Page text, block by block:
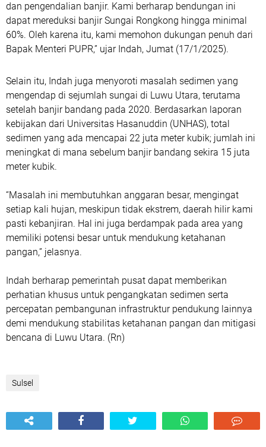
dan pengendalian banjir. Kami berharap bendungan ini
dapat mereduksi banjir Sungai Rongkong hingga minimal
60%. Oleh karena itu, kami memohon dukungan penuh dari
Bapak Menteri PUPR,” ujar Indah, Jumat (17/1/2025).
Selain itu, Indah juga menyoroti masalah sedimen yang
mengendap di sejumlah sungai di Luwu Utara, terutama
setelah banjir bandang pada 2020. Berdasarkan laporan
kebijakan dari Universitas Hasanuddin (UNHAS), total
sedimen yang ada mencapai 22 juta meter kubik; jumlah ini
meningkat di mana sebelum banjir bandang sekira 15 juta
meter kubik.
“Masalah ini membutuhkan anggaran besar, mengingat
setiap kali hujan, meskipun tidak ekstrem, daerah hilir kami
pasti kebanjiran. Hal ini juga berdampak pada area yang
memiliki potensi besar untuk mendukung ketahanan
pangan,” jelasnya.
Indah berharap pemerintah pusat dapat memberikan
perhatian khusus untuk pengangkatan sedimen serta
percepatan pembangunan infrastruktur pendukung lainnya
demi mendukung stabilitas ketahanan pangan dan mitigasi
bencana di Luwu Utara. (Rn)
Sulsel